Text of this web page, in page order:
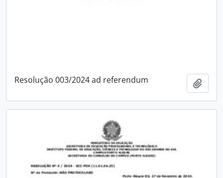
Resolução 003/2024 ad referendum